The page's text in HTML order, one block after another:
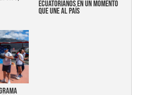
ecuatorianos en un momento
que une al país